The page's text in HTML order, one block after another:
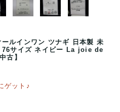
ルインワン ツナギ 日本製 未
76サイズ ネイビー La joie de
古】
ゲット♪